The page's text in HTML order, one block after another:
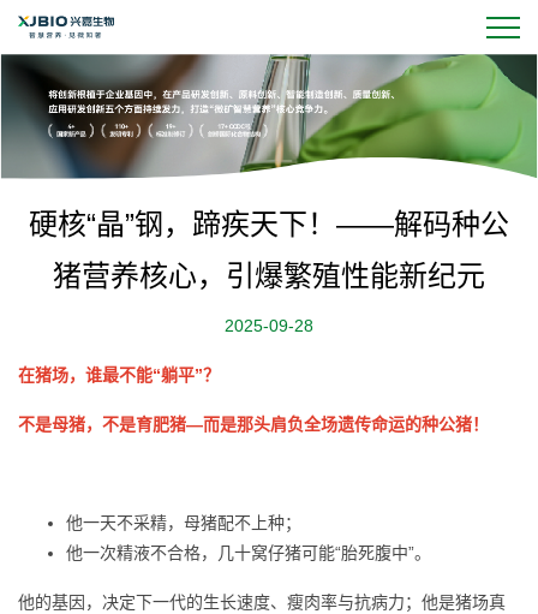
硬核“晶”钢，蹄疾天下！——解码种公
猪营养核心，引爆繁殖性能新纪元
2025-09-28
在猪场，谁最不能“躺平”？
不是母猪，不是育肥猪—而是那头肩负全场遗传命运的种公猪！
他一天不采精，母猪配不上种；
他一次精液不合格，几十窝仔猪可能“胎死腹中”。
他的基因，决定下一代的生长速度、瘦肉率与抗病力；他是猪场真